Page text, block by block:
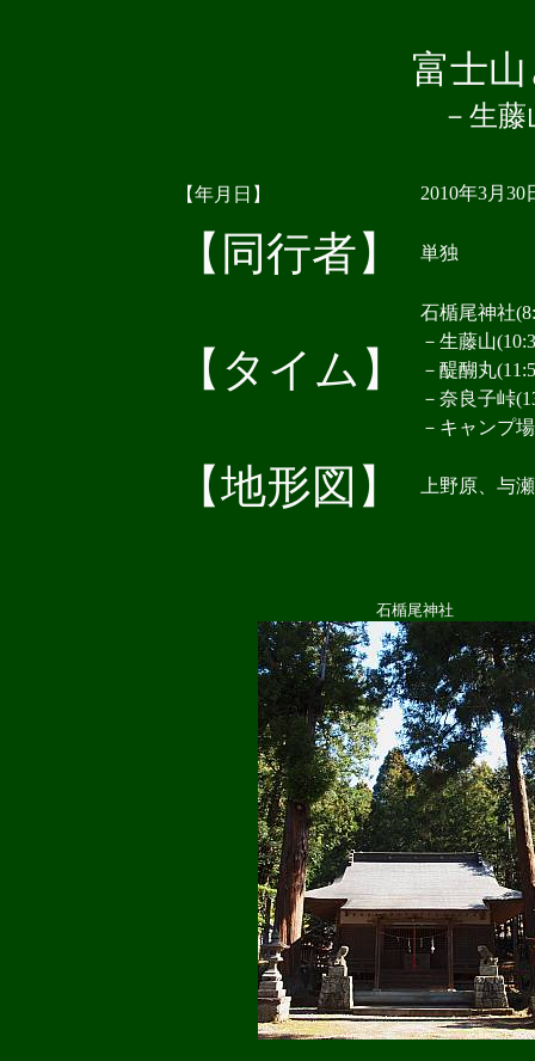
富士
－生
【年月日】 2010年3月30
【同行者】 単独
【タイム】
石楯尾神社
－生藤山
－醍醐丸
－奈良子峠
－キャンプ
【地形図】 上野原、
石楯尾神社